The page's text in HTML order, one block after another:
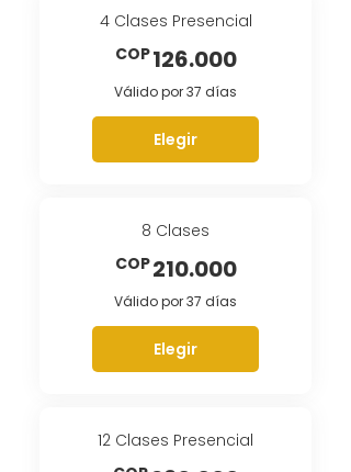
4 Clases Presencial
COP126.000
Válido por 37 días
Elegir
8 Clases
COP210.000
Válido por 37 días
Elegir
12 Clases Presencial